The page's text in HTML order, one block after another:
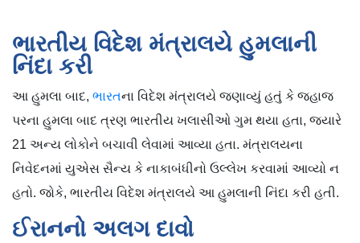
ભારતીય વિદેશ મંત્રાલયે હુમલાની
નિંદા કરી
આ હુમલા બાદ, ભારતના વિદેશ મંત્રાલયે જણાવ્યું હતું કે જહાજ
પરના હુમલા બાદ ત્રણ ભારતીય ખલાસીઓ ગુમ થયા હતા, જ્યારે
21 અન્ય લોકોને બચાવી લેવામાં આવ્યા હતા. મંત્રાલયના
નિવેદનમાં યુએસ સૈન્ય કે નાકાબંધીનો ઉલ્લેખ કરવામાં આવ્યો ન
હતો. જોકે, ભારતીય વિદેશ મંત્રાલયે આ હુમલાની નિંદા કરી હતી.
ઈરાનનો અલગ દાવો